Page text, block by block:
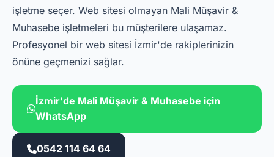
işletme seçer. Web sitesi olmayan Mali Müşavir &
Muhasebe işletmeleri bu müşterilere ulaşamaz.
Profesyonel bir web sitesi İzmir'de rakiplerinizin
önüne geçmenizi sağlar.
İzmir'de Mali Müşavir & Muhasebe için
WhatsApp
0542 114 64 64